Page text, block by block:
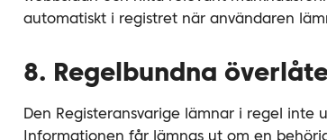
automatiskt i registret när användaren
8. Regelbundna
Den Registeransvarige lämnar i regel inte